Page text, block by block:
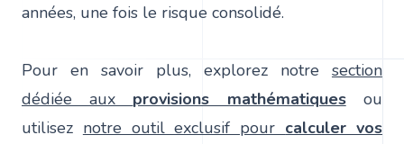
années, une fois le risque consolidé.
Pour en savoir plus, explorez notre section
dédiée aux provisions mathématiquesou
utilisez notre outil exclusif pour calculer vos